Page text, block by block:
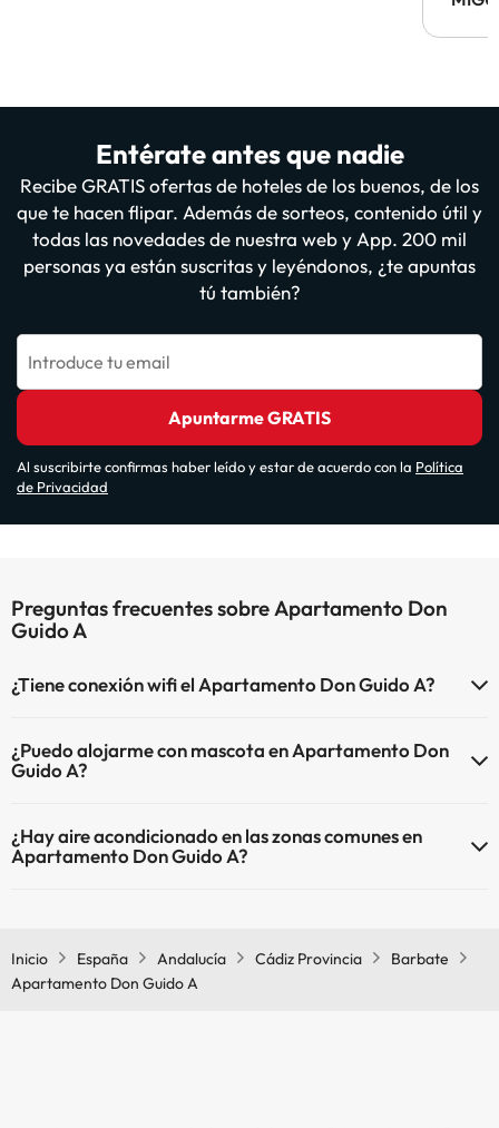
Entérate antes que nadie
Recibe GRATIS ofertas de hoteles de los buenos, de los
que te hacen flipar. Además de sorteos, contenido útil y
todas las novedades de nuestra web y App. 200 mil
personas ya están suscritas y leyéndonos, ¿te apuntas
tú también?
Introduce tu email
Apuntarme GRATIS
Al suscribirte confirmas haber leído y estar de acuerdo con la Política
de Privacidad
Preguntas frecuentes sobre Apartamento Don
Guido A
¿Tiene conexión wifi el Apartamento Don Guido A?
¿Puedo alojarme con mascota en Apartamento Don
Guido A?
¿Hay aire acondicionado en las zonas comunes en
Apartamento Don Guido A?
Inicio
España Andalucía Cádiz Provincia
Barbate
Apartamento Don Guido A